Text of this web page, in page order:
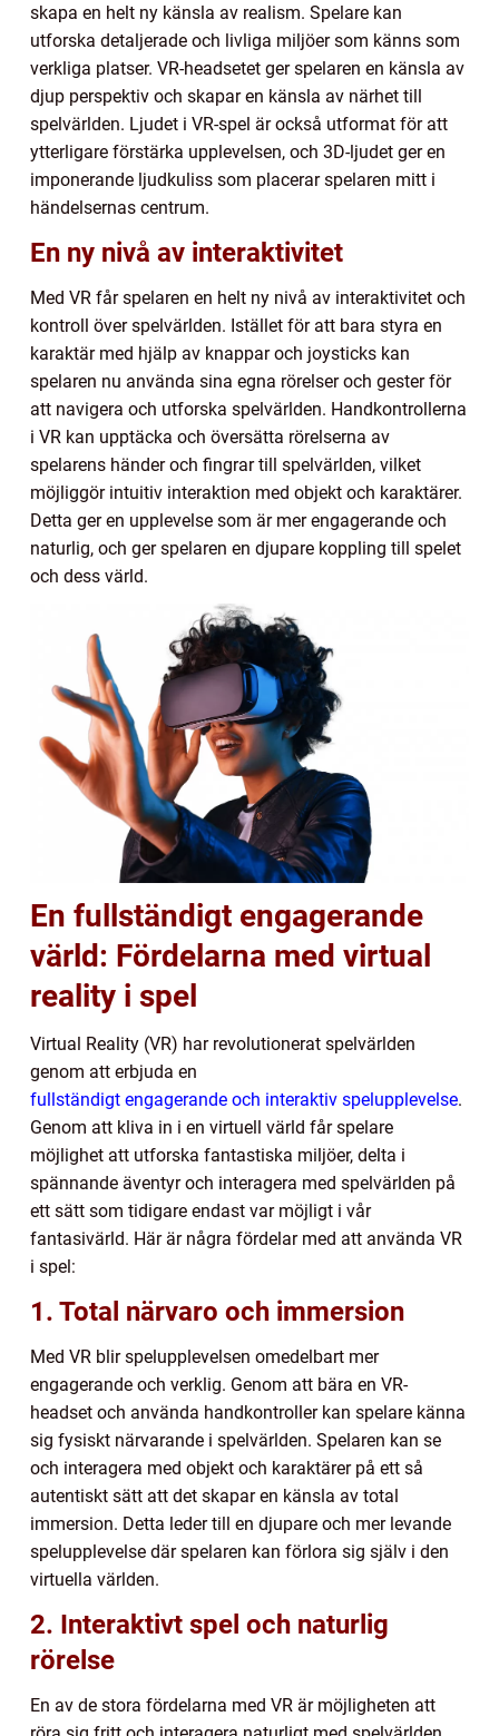
skapa en helt ny känsla av realism. Spelare kan
utforska detaljerade och livliga miljöer som känns som
verkliga platser. VR-headsetet ger spelaren en känsla av
djup perspektiv och skapar en känsla av närhet till
spelvärlden. Ljudet i VR-spel är också utformat för att
ytterligare förstärka upplevelsen, och 3D-ljudet ger en
imponerande ljudkuliss som placerar spelaren mitt i
händelsernas centrum.
En ny nivå av interaktivitet
Med VR får spelaren en helt ny nivå av interaktivitet och
kontroll över spelvärlden. Istället för att bara styra en
karaktär med hjälp av knappar och joysticks kan
spelaren nu använda sina egna rörelser och gester för
att navigera och utforska spelvärlden. Handkontrollerna
i VR kan upptäcka och översätta rörelserna av
spelarens händer och fingrar till spelvärlden, vilket
möjliggör intuitiv interaktion med objekt och karaktärer.
Detta ger en upplevelse som är mer engagerande och
naturlig, och ger spelaren en djupare koppling till spelet
och dess värld.
En fullständigt engagerande
värld: Fördelarna med virtual
reality i spel
Virtual Reality (VR) har revolutionerat spelvärlden
genom att erbjuda en
fullständigt engagerande och interaktiv spelupplevelse.
Genom att kliva in i en virtuell värld får spelare
möjlighet att utforska fantastiska miljöer, delta i
spännande äventyr och interagera med spelvärlden på
ett sätt som tidigare endast var möjligt i vår
fantasivärld. Här är några fördelar med att använda VR
i spel:
1. Total närvaro och immersion
Med VR blir spelupplevelsen omedelbart mer
engagerande och verklig. Genom att bära en VR-
headset och använda handkontroller kan spelare känna
sig fysiskt närvarande i spelvärlden. Spelaren kan se
och interagera med objekt och karaktärer på ett så
autentiskt sätt att det skapar en känsla av total
immersion. Detta leder till en djupare och mer levande
spelupplevelse där spelaren kan förlora sig själv i den
virtuella världen.
2. Interaktivt spel och naturlig
rörelse
En av de stora fördelarna med VR är möjligheten att